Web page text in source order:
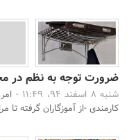
ضرورت توجه به نظم در
شنبه 8 اسفند 94، 11:49 -
کارمندی -از آموزگاران گرفته تا